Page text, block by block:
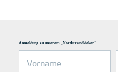
Anmeldung zu unserem „Nordstrandkieker“